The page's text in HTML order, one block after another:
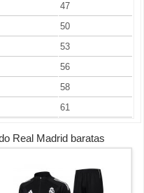
47
50
53
56
58
61
Real Madrid baratas